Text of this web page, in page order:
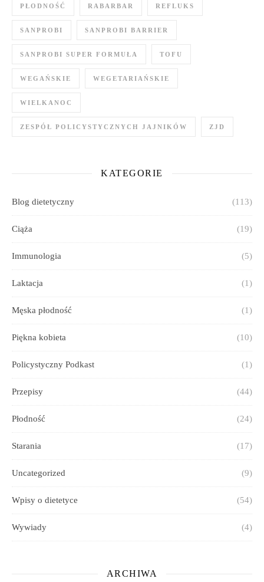
PŁODNOŚĆ RABARBAR REFLUKS
SANPROBI SANPROBI BARRIER
SANPROBI SUPER FORMUŁA TOFU
WEGAŃSKIE WEGETARIAŃSKIE
WIELKANOC
ZESPÓŁ POLICYSTYCZNYCH JAJNIKÓW ZJD
KATEGORIE
Blog dietetyczny (113)
Ciąża (19)
Immunologia (5)
Laktacja (1)
Męska płodność (1)
Piękna kobieta (10)
Policystyczny Podkast (1)
Przepisy (44)
Płodność (24)
Starania (17)
Uncategorized (9)
Wpisy o dietetyce (54)
Wywiady (4)
ARCHIWA